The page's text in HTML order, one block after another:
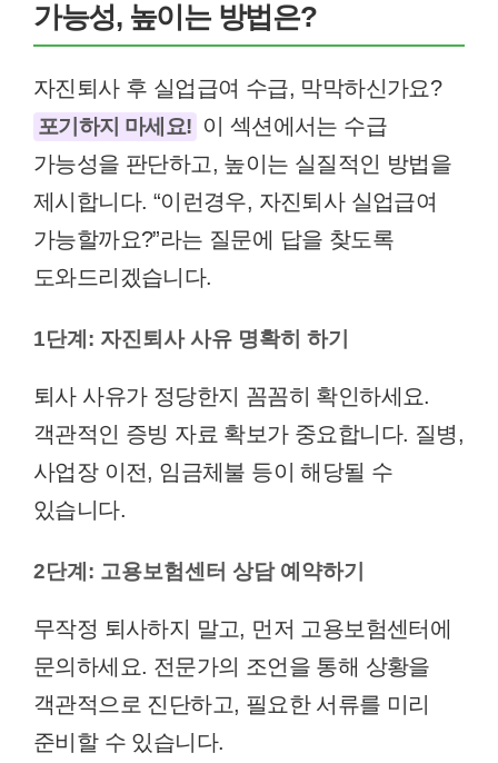
가능성, 높이는 방법은?
자진퇴사 후 실업급여 수급, 막막하신가요?
포기하지 마세요! 이 섹션에서는 수급
가능성을 판단하고, 높이는 실질적인 방법을
제시합니다. “이런경우, 자진퇴사 실업급여
가능할까요?”라는 질문에 답을 찾도록
도와드리겠습니다.
1단계: 자진퇴사 사유 명확히 하기
퇴사 사유가 정당한지 꼼꼼히 확인하세요.
객관적인 증빙 자료 확보가 중요합니다. 질병,
사업장 이전, 임금체불 등이 해당될 수
있습니다.
2단계: 고용보험센터 상담 예약하기
무작정 퇴사하지 말고, 먼저 고용보험센터에
문의하세요. 전문가의 조언을 통해 상황을
객관적으로 진단하고, 필요한 서류를 미리
준비할 수 있습니다.